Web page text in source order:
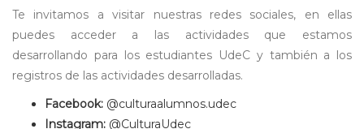
Te invitamos a visitar nuestras redes sociales, en ellas
puedes acceder a las actividades que estamos
desarrollando para los estudiantes UdeC y también a los
registros de las actividades desarrolladas.
Facebook: @culturaalumnos.udec
Instagram: @CulturaUdec